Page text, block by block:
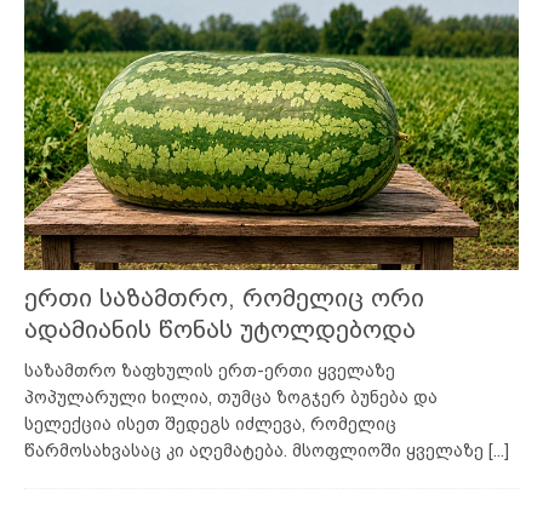
ერთი საზამთრო, რომელიც ორი
ადამიანის წონას უტოლდებოდა
საზამთრო ზაფხულის ერთ-ერთი ყველაზე
პოპულარული ხილია, თუმცა ზოგჯერ ბუნება და
სელექცია ისეთ შედეგს იძლევა, რომელიც
წარმოსახვასაც კი აღემატება. მსოფლიოში ყველაზე [...]